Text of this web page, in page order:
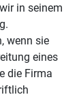
in seinem
wenn sie
eines
die Firma